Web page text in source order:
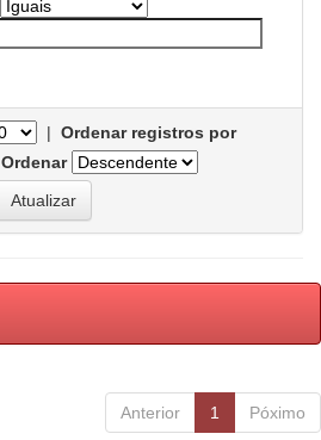
| Ordenar registros por
Ordenar
Anterior 1 Póximo